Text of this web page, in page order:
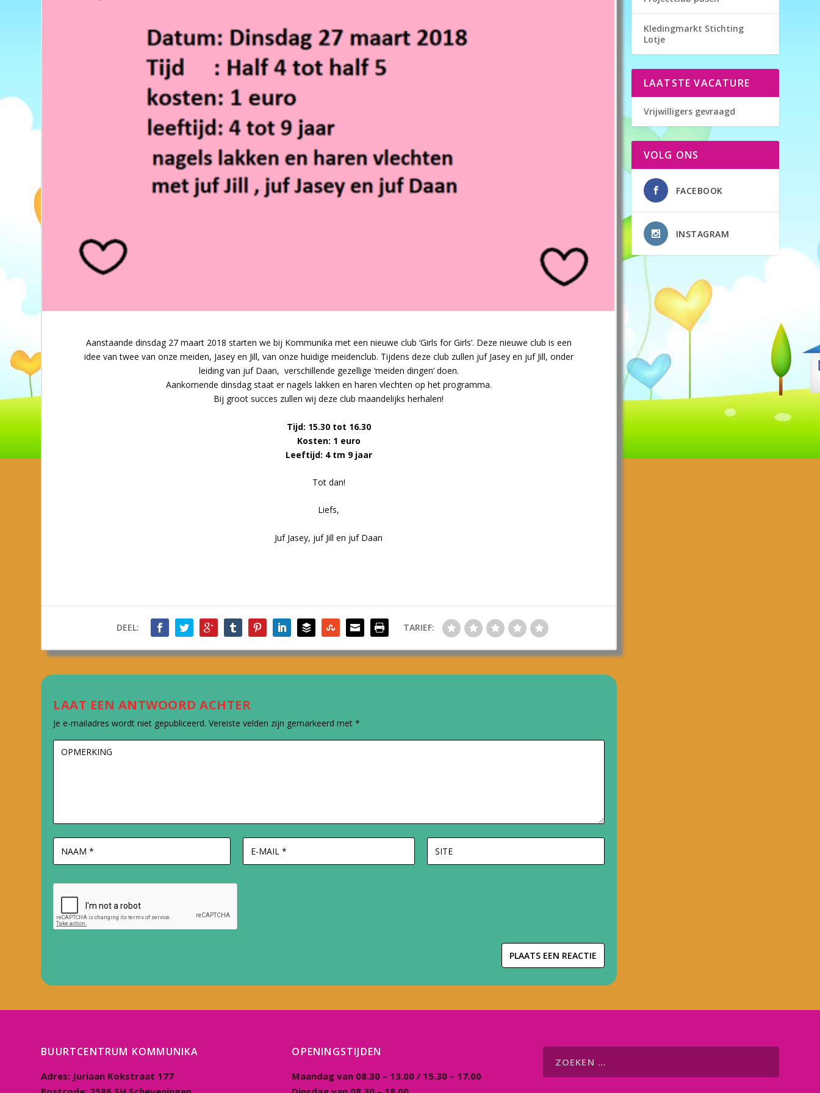
Aanstaande dinsdag 27 maart 2018 starten we bij Kommunika met een nieuwe club ‘Girls for Girls’. Deze nieuwe club is een
idee van twee van onze meiden, Jasey en Jill, van onze huidige meidenclub. Tijdens deze club zullen juf Jasey en juf Jill, onder
leiding van juf Daan, verschillende gezellige ‘meiden dingen’ doen.
Aankomende dinsdag staat er nagels lakken en haren vlechten op het programma.
Bij groot succes zullen wij deze club maandelijks herhalen!
Tijd: 15.30 tot 16.30
Kosten: 1 euro
Leeftijd: 4 tm 9 jaar
Tot dan!
Liefs,
Juf Jasey, juf Jill en juf Daan
DEEL: TARIEF:
LAAT EEN ANTWOORD ACHTER
Je e-mailadres wordt niet gepubliceerd. Vereiste velden zijn gemarkeerd met*
Kledingmarkt Stichting
Lotje
LAATSTE VACATURE
Vrijwilligers gevraagd
VOLG ONS
FACEBOOK
INSTAGRAM
BUURTCENTRUM KOMMUNIKA
Adres: Juriaan Kokstraat 177
OPENINGSTIJDEN
Maandag van 08.30 – 13.00 / 15.30 – 17.00